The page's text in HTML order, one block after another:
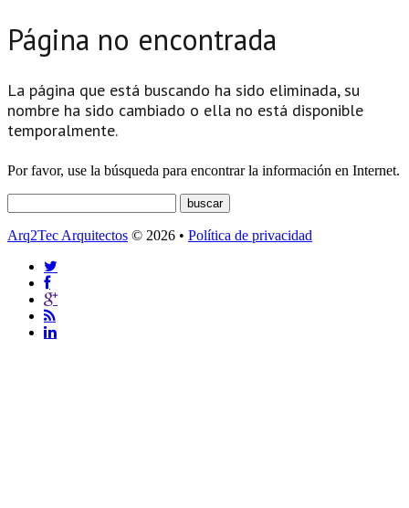
Página no encontrada
La página que está buscando ha sido eliminada, su
nombre ha sido cambiado o ella no está disponible
temporalmente.
Por favor, use la búsqueda para encontrar la información en Internet.
Arq2Tec Arquitectos © 2026 • Política de privacidad